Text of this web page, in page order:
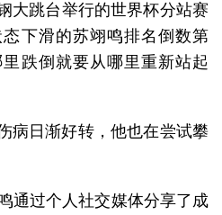
大跳台举行的世界杯分站赛
下滑的苏翊鸣排名倒数第
跌倒就要从哪里重新站起
病日渐好转，他也在尝试攀
通过个人社交媒体分享了成